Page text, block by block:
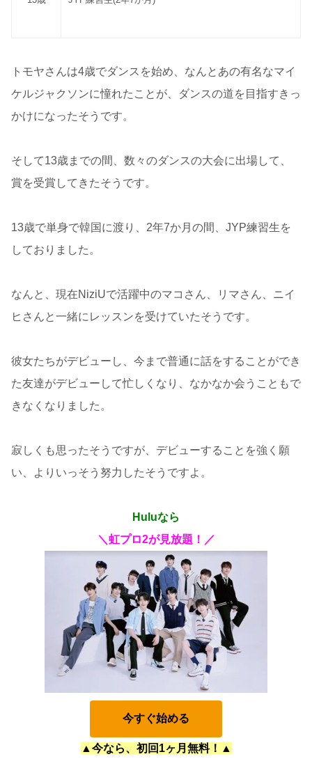
トモヤさんは4歳でダンスを始め、なんとあの有名なマイ
ケルジャクソンに憧れたことが、ダンスの道を目指すきっ
かけになったそうです。
そして13歳までの間、数々のダンスの大会に出場して、
賞を受賞してきたそうです。
13歳で単身で韓国に渡り、2年7か月の間、JYP練習生を
しておりました。
なんと、現在NiziUで活躍中のマコさん、リマさん、ニイ
ヒさんと一緒にレッスンを受けていたそうです。
彼女たちがデビューし、今まで普通に話をすることができ
た友達がデビューして忙しくなり、なかなか会うこともで
きなくなりました。
寂しくも思ったそうですが、デビューすることを強く願
い、よりいっそう努力したそうですよ。
Huluなら
＼虹プロ2が見放題！／
今すぐ始める
▲今なら、初回1ヶ月無料！▲